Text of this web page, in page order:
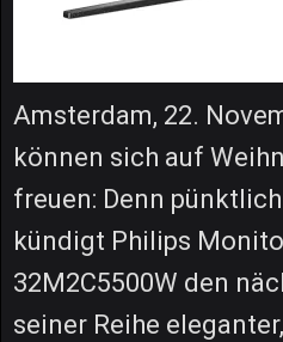
Amsterdam, 22.
können sich auf
freuen: Denn
kündigt Philips
32M2C5500W den
seiner Reihe